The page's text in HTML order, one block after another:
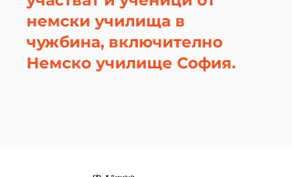
немски училища в
чужбина, включително
Немско училище София.